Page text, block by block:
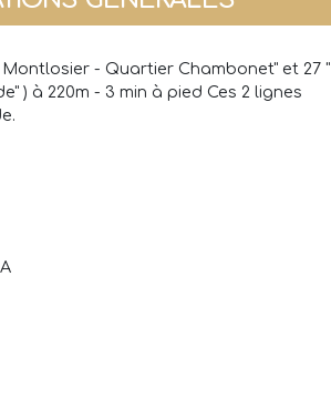
- Quartier Chambonet" et 27 "
) à 220m - 3 min à pied Ces 2 lignes